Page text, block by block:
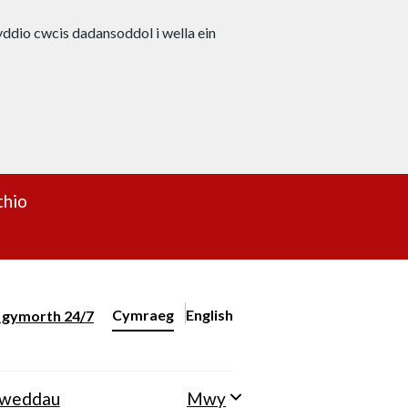
cwcis dadansoddol i wella ein
gymorth 24/7
Newid iaith y wefan
Cymraeg English
– Change the language to English
Mwy